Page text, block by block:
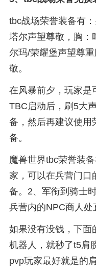
tbc战场荣誉装备有
塔尔声望尊敬，胸：
尔玛/荣耀堡声望尊
敬。
在风暴前夕，玩家是
TBC启动后，刷5大
备，然后再建议使用
备。
魔兽世界tbc荣誉装
家，可以在兵营门口
备。2、军衔到骑士
兵营内的NPC商人处
如果没有没钱，下面
机器人，就秒了t5肩
pvp玩家最好就是的